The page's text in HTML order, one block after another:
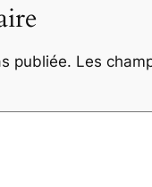
publiée. Les